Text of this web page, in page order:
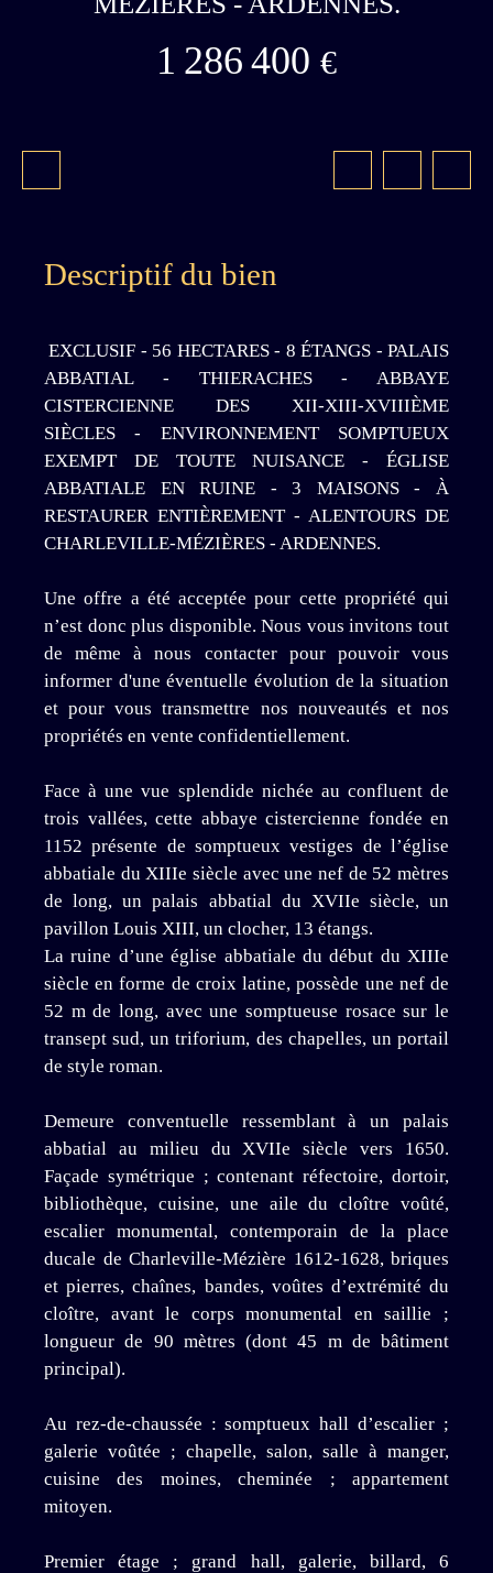
1 286 400 €
Descriptif du bien
EXCLUSIF - 56 HECTARES - 8 ÉTANGS - PALAIS
ABBATIAL - THIERACHES - ABBAYE
CISTERCIENNE DES XII-XIII-XVIIIÈME
SIÈCLES - ENVIRONNEMENT SOMPTUEUX
EXEMPT DE TOUTE NUISANCE - ÉGLISE
ABBATIALE EN RUINE - 3 MAISONS - À
RESTAURER ENTIÈREMENT - ALENTOURS DE
CHARLEVILLE-MÉZIÈRES - ARDENNES.
Une offre a été acceptée pour cette propriété qui
n’est donc plus disponible. Nous vous invitons tout
de même à nous contacter pour pouvoir vous
informer d'une éventuelle évolution de la situation
et pour vous transmettre nos nouveautés et nos
propriétés en vente confidentiellement.
Face à une vue splendide nichée au confluent de
trois vallées, cette abbaye cistercienne fondée en
1152 présente de somptueux vestiges de l’église
abbatiale du XIIIe siècle avec une nef de 52 mètres
de long, un palais abbatial du XVIIe siècle, un
pavillon Louis XIII, un clocher, 13 étangs.
La ruine d’une église abbatiale du début du XIIIe
siècle en forme de croix latine, possède une nef de
52 m de long, avec une somptueuse rosace sur le
transept sud, un triforium, des chapelles, un portail
de style roman.
Demeure conventuelle ressemblant à un palais
abbatial au milieu du XVIIe siècle vers 1650.
Façade symétrique ; contenant réfectoire, dortoir,
bibliothèque, cuisine, une aile du cloître voûté,
escalier monumental, contemporain de la place
ducale de Charleville-Mézière 1612-1628, briques
et pierres, chaînes, bandes, voûtes d’extrémité du
cloître, avant le corps monumental en saillie ;
longueur de 90 mètres (dont 45 m de bâtiment
principal).
Au rez-de-chaussée : somptueux hall d’escalier ;
galerie voûtée ; chapelle, salon, salle à manger,
cuisine des moines, cheminée ; appartement
mitoyen.
Premier étage ; grand hall, galerie, billard, 6